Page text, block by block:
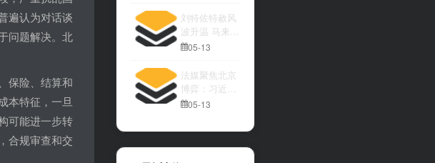
遍认为对话谈
问题解决。北
保险、结算和
本特征，一旦
可能进一步转
合规审查和交
刘特佐特赦风
波升温 马来西
亚内阁将讨论
05-13
法媒聚焦北京
博弈：习近平
与特朗普隔空
05-13